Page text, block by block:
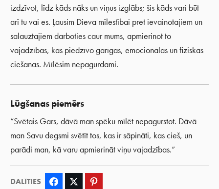
izdzīvot, līdz kāds nāks un viņus izglābs; šis kāds vari būt
arī tu vai es. Ļausim Dieva mīlestībai pret ievainotajiem un
salauztajiem darboties caur mums, apmierinot to
vajadzības, kas piedzīvo garīgas, emocionālas un fiziskas
ciešanas. Mīlēsim nepagurdami.
Lūgšanas piemērs
“Svētais Gars, dāvā man spēku mīlēt nepagurstot. Dāvā
man Savu degsmi svētīt tos, kas ir sāpināti, kas cieš, un
parādi man, kā varu apmierināt viņu vajadzības.”
DALĪTIES Facebook Twitter